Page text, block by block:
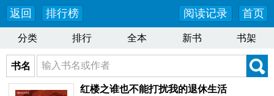
返回 排行榜 首页
阅读记录
分类 排行 全本 新书 书架
书名
红楼之谁也不能打扰我的退休生活